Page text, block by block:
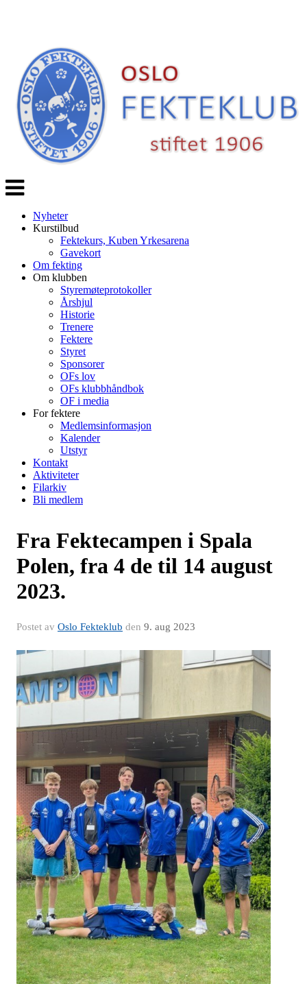
Veksle
navigasjon
Nyheter
Kurstilbud
Fektekurs, Kuben Yrkesarena
Gavekort
Om fekting
Om klubben
Styremøteprotokoller
Årshjul
Historie
Trenere
Fektere
Styret
Sponsorer
OFs lov
OFs klubbhåndbok
OF i media
For fektere
Medlemsinformasjon
Kalender
Utstyr
Kontakt
Aktiviteter
Filarkiv
Bli medlem
Fra Fektecampen i Spala
Polen, fra 4 de til 14 august
2023.
Postet av Oslo Fekteklub den 9. aug 2023